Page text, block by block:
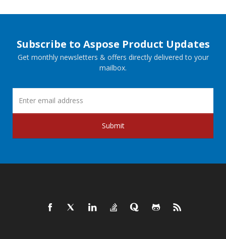
Subscribe to Aspose Product Updates
Get monthly newsletters & offers directly delivered to your
mailbox.
Submit